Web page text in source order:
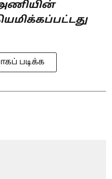
அணியின்
படிக்க